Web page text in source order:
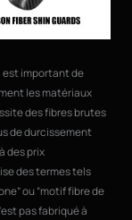
est important de
les matériaux
des fibres brutes
de durcissement
des prix
des termes tels
ou “motif fibre de
pas fabriqué à